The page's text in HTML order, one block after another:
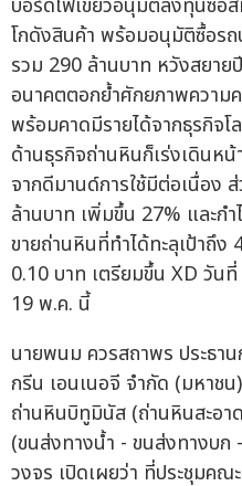
บอร์ดไฟเขียวอนุมัติลงทุนซื้อสิ
โกดังสินค้า พร้อมอนุมัติซื้อร
รวม 290 ล้านบาท หวังสยาย
อนาคตตอกย้ำศักยภาพความ
พร้อมคาดมีรายได้จากธุรกิจ
ด้านธุรกิจถ่านหินก็เร่งเดินหน้
จากดีมานด์การใช้มีต่อเนื่อง
ล้านบาท เพิ่มขึ้น 27% และก
ขายถ่านหินที่ทำได้ทะลุเป้าถึ
0.10 บาท เตรียมขึ้น XD วัน
19 พ.ค. นี้
นายพนม ควรสถาพร ประธา
กรีน เอนเนอจี จำกัด (มหาช
ถ่านหินบิทูมินัส (ถ่านหินสะอา
(ขนส่งทางน้ำ - ขนส่งทางบก
วงจร เปิดเผยว่า ที่ประชุมค